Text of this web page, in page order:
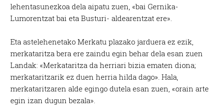
lehentasunezkoa dela aipatu zuen, «bai Gernika-
Lumorentzat bai eta Busturi- aldearentzat ere».
Eta astelehenetako Merkatu plazako jarduera ez ezik,
merkataritza bera ere zaindu egin behar dela esan zuen
Landak: «Merkataritza da herriari bizia ematen diona;
merkataritzarik ez duen herria hilda dago». Hala,
merkataritzaren alde egingo dutela esan zuen, «orain arte
egin izan dugun bezala».